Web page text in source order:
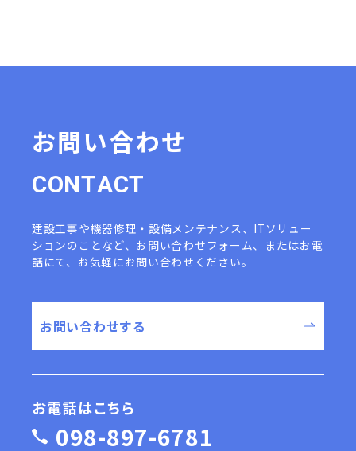
お問い合わせ
CONTACT
建設工事や機器修理・設備メンテナンス、ITソリュー
ションのことなど、 お問い合わせフォーム、またはお電
話にて、お気軽にお問い合わせください。
お問い合わせする
お電話はこちら
098-897-6781